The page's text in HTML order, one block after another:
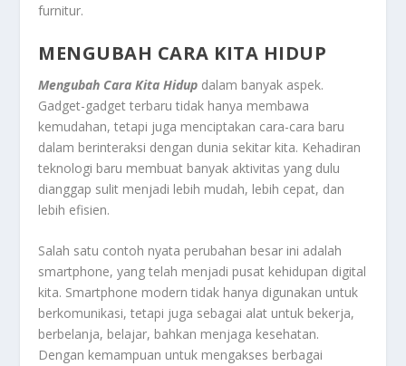
furnitur.
MENGUBAH CARA KITA HIDUP
Mengubah Cara Kita Hidup dalam banyak aspek.
Gadget-gadget terbaru tidak hanya membawa
kemudahan, tetapi juga menciptakan cara-cara baru
dalam berinteraksi dengan dunia sekitar kita. Kehadiran
teknologi baru membuat banyak aktivitas yang dulu
dianggap sulit menjadi lebih mudah, lebih cepat, dan
lebih efisien.
Salah satu contoh nyata perubahan besar ini adalah
smartphone, yang telah menjadi pusat kehidupan digital
kita. Smartphone modern tidak hanya digunakan untuk
berkomunikasi, tetapi juga sebagai alat untuk bekerja,
berbelanja, belajar, bahkan menjaga kesehatan.
Dengan kemampuan untuk mengakses berbagai